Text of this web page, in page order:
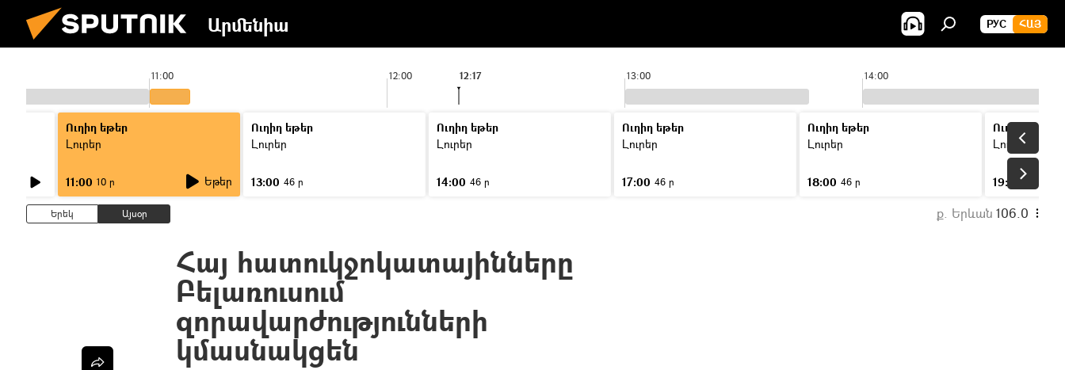
Արմենիա РУС ՀԱՅ
11:00 12:00 13:00 14:00
12:17
Ուղիղ եթեր
Լուրեր
11:00 10 ր Եթեր
Ուղիղ եթեր
Լուրեր
13:00 46 ր
Ուղիղ եթեր
Լուրեր
14:00 46 ր
Ուղիղ եթեր
Լուրեր
17:00 46 ր
Ուղիղ եթեր
Լուրեր
18:00 46 ր
Ուղիղ եթեր
Լուրեր
19:00
Երեկ Այսօր ք. Երևան 106.0
Հայ հատուկջոկատայինները
Բելառուսում
զորավարժությունների
կմասնակցեն